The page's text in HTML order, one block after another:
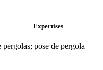
Expertises
pose de pergola